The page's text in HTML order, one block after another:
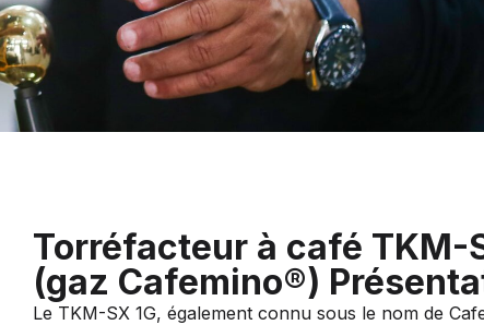
Torréfacteur à café TKM-
(gaz Cafemino®)
Le TKM-SX 1G, également connu sous le nom de